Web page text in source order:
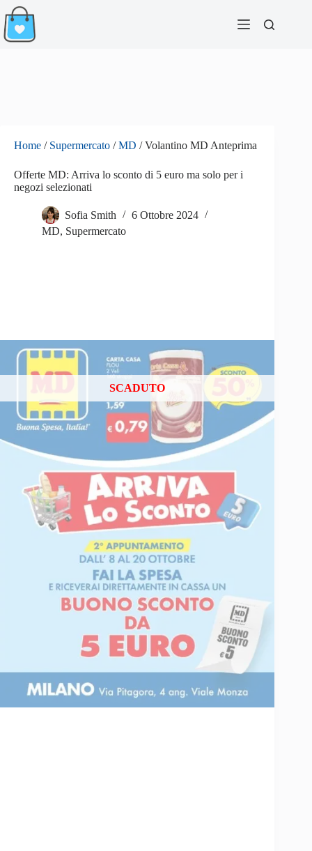
Salta
al
contenuto
Home / Supermercato /MD /Volantino MD Anteprima
Offerte MD: Arriva lo sconto di 5 euro ma solo per i
negozi selezionati
Sofia Smith
6 Ottobre 2024
MD, Supermercato
SCADUTO